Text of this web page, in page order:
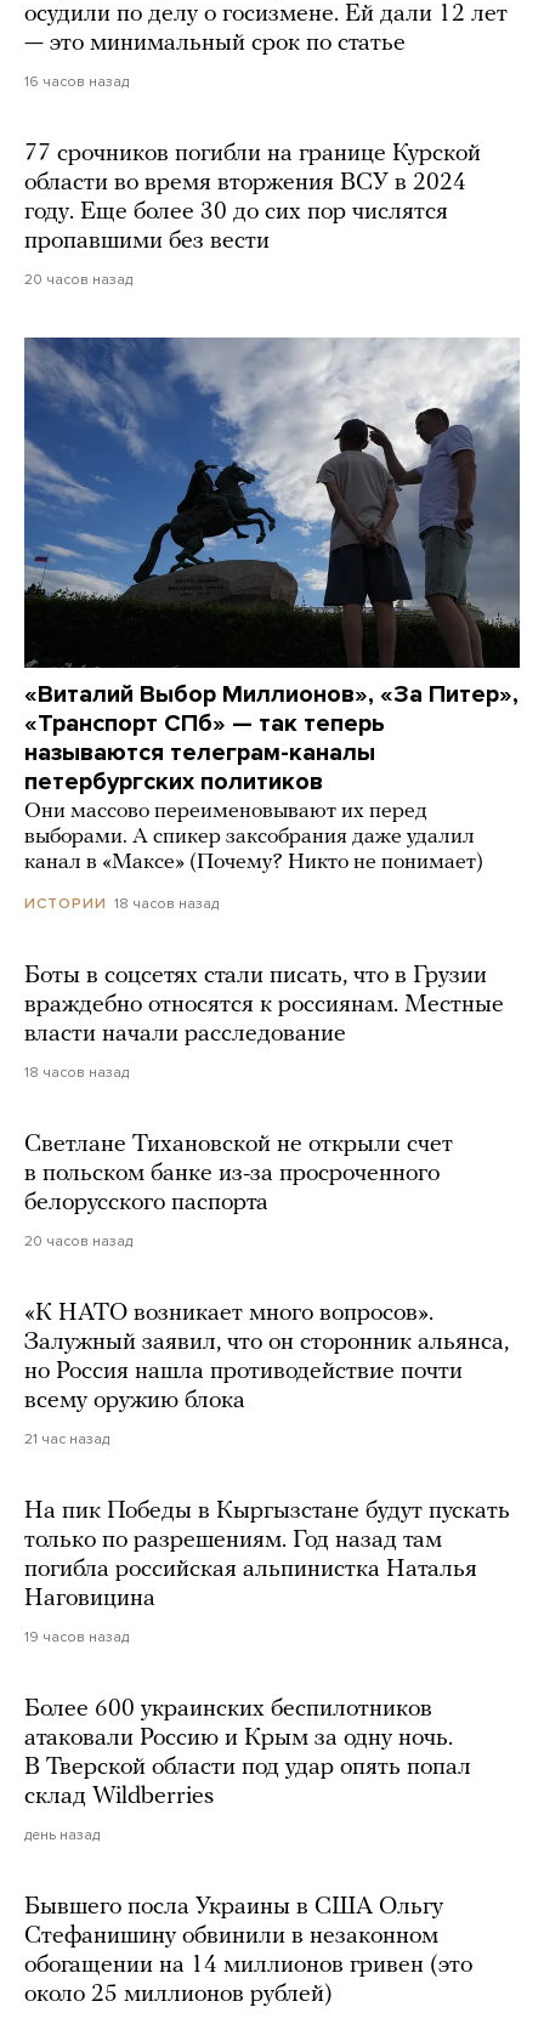
осудили по делу о госизмене. Ей дали 12 лет
— это минимальный срок по статье
16 часов назад
77 срочников погибли на границе Курской
области во время вторжения ВСУ в 2024
году. Еще более 30 до сих пор числятся
пропавшими без вести
20 часов назад
«Виталий Выбор Миллионов», «За Питер»,
«Транспорт СПб» — так теперь
называются телеграм-каналы
петербургских политиков
Они массово переименовывают их перед
выборами. А спикер заксобрания даже удалил
канал в «Максе» (Почему? Никто не понимает)
ИСТОРИИ 18 часов назад
Боты в соцсетях стали писать, что в Грузии
враждебно относятся к россиянам. Местные
власти начали расследование
18 часов назад
Светлане Тихановской не открыли счет
в польском банке из-за просроченного
белорусского паспорта
20 часов назад
«К НАТО возникает много вопросов».
Залужный заявил, что он сторонник альянса,
но Россия нашла противодействие почти
всему оружию блока
21 час назад
На пик Победы в Кыргызстане будут пускать
только по разрешениям. Год назад там
погибла российская альпинистка Наталья
Наговицина
19 часов назад
Более 600 украинских беспилотников
атаковали Россию и Крым за одну ночь.
В Тверской области под удар опять попал
склад Wildberries
день назад
Бывшего посла Украины в США Ольгу
Стефанишину обвинили в незаконном
обогащении на 14 миллионов гривен (это
около 25 миллионов рублей)